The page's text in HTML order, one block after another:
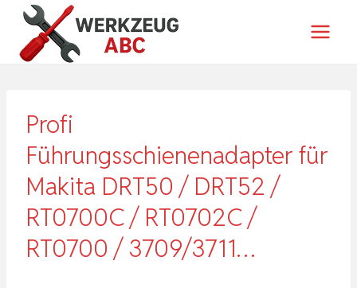
Zum
Inhalt
springen
Profi
Führungsschienenadapter für
Makita DRT50 / DRT52 /
RT0700C / RT0702C /
RT0700 / 3709/3711…